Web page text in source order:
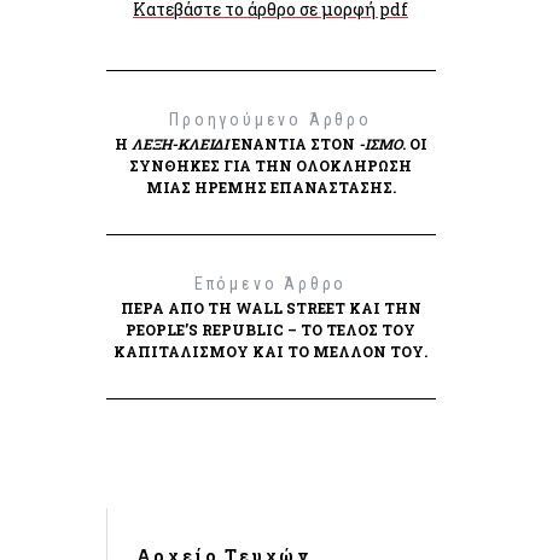
Κατεβάστε το άρθρο σε μορφή pdf
Προηγούμενο Άρθρο
Η ΛΈΞΗ-ΚΛΕΙΔΊΕΝΆΝΤΙΑ ΣΤΟΝ -ΙΣΜΌ. ΟΙ
ΣΥΝΘΉΚΕΣ ΓΙΑ ΤΗΝ ΟΛΟΚΛΉΡΩΣΗ
ΜΙΑΣ ΉΡΕΜΗΣ ΕΠΑΝΆΣΤΑΣΗΣ.
Επόμενο Άρθρο
ΠΈΡΑ ΑΠΌ ΤΗ WALL STREET ΚΑΙ ΤΗΝ
PEOPLE’S REPUBLIC – ΤΟ ΤΈΛΟΣ ΤΟΥ
ΚΑΠΙΤΑΛΙΣΜΟΎ ΚΑΙ ΤΟ ΜΈΛΛΟΝ ΤΟΥ.